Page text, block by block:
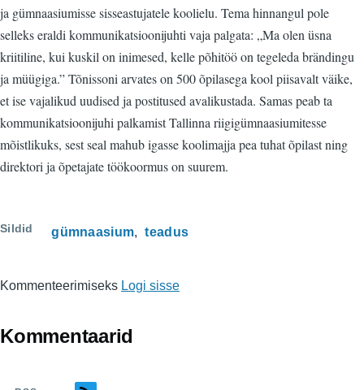
ja gümnaasiumisse sisseastujatele koolielu. Tema hinnangul pole
selleks eraldi kommunikatsioonijuhti vaja palgata: „Ma olen üsna
kriitiline, kui kuskil on inimesed, kelle põhitöö on tegeleda brändingu
ja müügiga.” Tõnissoni arvates on 500 õpilasega kool piisavalt väike,
et ise vajalikud uudised ja postitused avalikustada. Samas peab ta
kommunikatsioonijuhi palkamist Tallinna riigigümnaasiumitesse
mõistlikuks, sest seal mahub igasse koolimajja pea tuhat õpilast ning
direktori ja õpetajate töökoormus on suurem.
Sildid gümnaasium teadus
Kommenteerimiseks Logi sisse
Kommentaarid